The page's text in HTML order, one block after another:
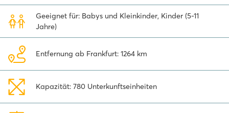
Camping können Sie verschiedene Tagesausflüge zu den
Nationalparks der Umgebung buchen, wie s.B. nach Kornati, Krka
oder Plitvice. Reisen Sie mit dem Flugzeug an? Der Flughafen von
Split liegt in der Nähe des Campingplatzes.
Geeignet für: Babys und Kleinkinder, Kinder (5-11
Jahre)
Entfernung ab Frankfurt: 1264 km
Kapazität: 780 Unterkunftseinheiten